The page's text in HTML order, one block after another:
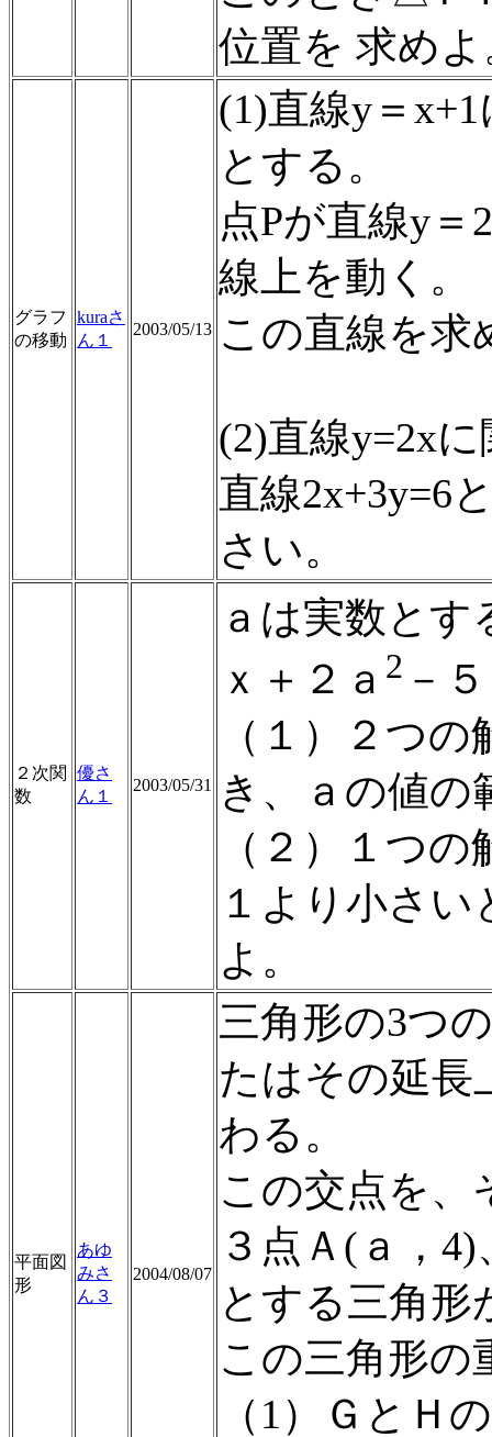
位置を 求め
グラフ
の移動
kuraさ
ん１
2003/05/13
(1)直線y＝
とする。
点Pが直線y
線上を動く。
この直線を求
(2)直線y=2x
直線2x+3y=6
さい。
２次関
数
優さ
ん１
2003/05/31
ａは実数と
ｘ＋２ａ 2 －
（１）２つ
き、ａの値の
（２）１つ
１より小さ
よ。
平面図
形
あゆ
みさ
ん３
2004/08/07
三角形の3つ
たはその延長
わる。
この交点を、
３点Ａ(ａ，
とする三角形
この三角形の
（1）ＧとＨ